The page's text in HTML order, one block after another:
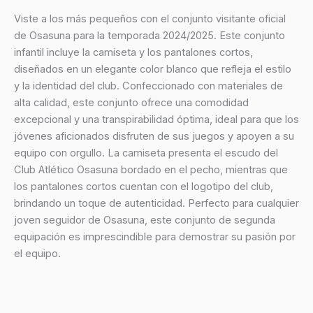
Viste a los más pequeños con el conjunto visitante oficial
de Osasuna para la temporada 2024/2025. Este conjunto
infantil incluye la camiseta y los pantalones cortos,
diseñados en un elegante color blanco que refleja el estilo
y la identidad del club. Confeccionado con materiales de
alta calidad, este conjunto ofrece una comodidad
excepcional y una transpirabilidad óptima, ideal para que los
jóvenes aficionados disfruten de sus juegos y apoyen a su
equipo con orgullo. La camiseta presenta el escudo del
Club Atlético Osasuna bordado en el pecho, mientras que
los pantalones cortos cuentan con el logotipo del club,
brindando un toque de autenticidad. Perfecto para cualquier
joven seguidor de Osasuna, este conjunto de segunda
equipación es imprescindible para demostrar su pasión por
el equipo.